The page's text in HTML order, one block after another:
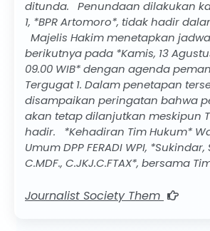
ditunda. Penundaan dilakukan
1, *BPR Artomoro*, tidak hadir
Majelis Hakim menetapkan
berikutnya pada *Kamis, 13
09.00 WIB* dengan agenda
Tergugat 1. Dalam penetapan
disampaikan peringatan bahwa
akan tetap dilanjutkan meskipun
hadir. *Kehadiran Tim Hukum*
Umum DPP FERADI WPI, *Sukindar,
C.MDF., C.JKJ.C.FTAX*, bersama
Journalist Society Them